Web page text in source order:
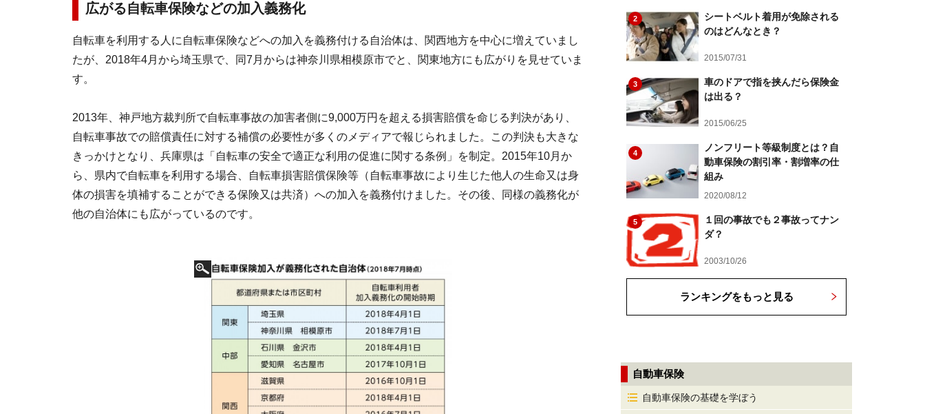
広がる自転車保険などの加入義務化
自転車を利用する人に自転車保険などへの加入を義務付ける自治体は、関西地方を中心に増えていまし
たが、2018年4月から埼玉県で、同7月からは神奈川県相模原市でと、関東地方にも広がりを見せていま
す。
2013年、神戸地方裁判所で自転車事故の加害者側に9,000万円を超える損害賠償を命じる判決があり、
自転車事故での賠償責任に対する補償の必要性が多くのメディアで報じられました。この判決も大きな
きっかけとなり、兵庫県は「自転車の安全で適正な利用の促進に関する条例」を制定。2015年10月か
ら、県内で自転車を利用する場合、自転車損害賠償保険等（自転車事故により生じた他人の生命又は身
体の損害を填補することができる保険又は共済）への加入を義務付けました。その後、同様の義務化が
他の自治体にも広がっているのです。
2
シートベルト着用が免除される
のはどんなとき？
2015/07/31
3
車のドアで指を挟んだら保険金
は出る？
2015/06/25
4
ノンフリート等級制度とは？自
動車保険の割引率・割増率の仕
組み
2020/08/12
5
１回の事故でも２事故ってナン
ダ？
2003/10/26
ランキングをもっと見る
自動車保険
自動車保険の基礎を学ぼう